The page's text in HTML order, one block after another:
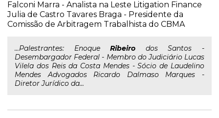
Falconi Marra - Analista na Leste Litigation Finance
Julia de Castro Tavares Braga - Presidente da
Comissão de Arbitragem Trabalhista do CBMA
...Palestrantes: EnoqueRibeiro dos Santos -
Desembargador Federal - Membro do Judiciário Lucas
Vilela dos Reis da Costa Mendes - Sócio de Laudelino
Mendes Advogados Ricardo Dalmaso Marques -
Diretor Jurídico da...